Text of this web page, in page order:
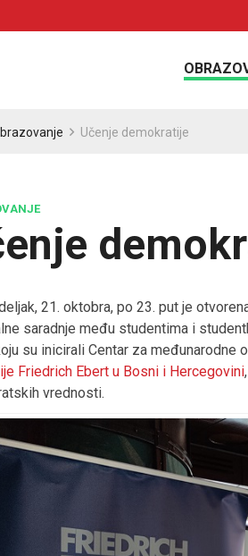
Učenje demokratije
21. oktobra, po 23. put je
saradnje među studentima i
su inicirali Centar za međunarodne
Friedrich Ebert u Bosni i Hercegovini
vrednosti.